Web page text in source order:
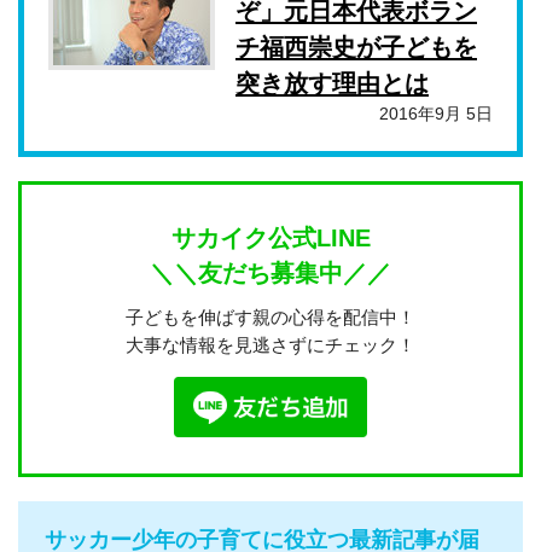
ぞ」元日本代表ボラン
チ福西崇史が子どもを
突き放す理由とは
2016年9月 5日
サカイク公式LINE
＼＼友だち募集中／／
子どもを伸ばす親の心得を配信中！
大事な情報を見逃さずにチェック！
サッカー少年の子育てに役立つ最新記事が届